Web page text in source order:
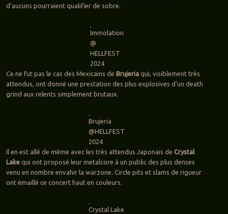
d’aucuns pourraient qualifier de sobre.
Immolation
@
HELLFEST
2024
Ce ne fut pas le cas des Mexicains de Brujeria qui, visiblement très
attendus, ont donné une prestation des plus explosives d’un death
grind aux relents simplement brutaux.
Brujeria
@HELLFEST
2024
Il en est allé de même avec les très attendus Japonais de Crystal
Lakequi ont proposé leur metalcore à un public des plus denses
venu en nombre envahir la warzone. Circle pits et slams de rigueur
ont émaillé ce concert haut en couleurs.
Crystal Lake